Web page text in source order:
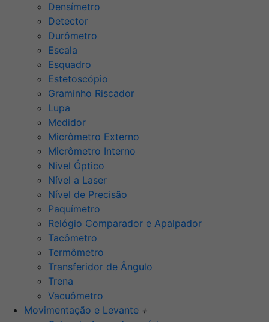
Densímetro
Detector
Durômetro
Escala
Esquadro
Estetoscópio
Graminho Riscador
Lupa
Medidor
Micrômetro Externo
Micrômetro Interno
Nivel Óptico
Nível a Laser
Nível de Precisão
Paquímetro
Relógio Comparador e Apalpador
Tacômetro
Termômetro
Transferidor de Ângulo
Trena
Vacuômetro
Movimentação e Levante +